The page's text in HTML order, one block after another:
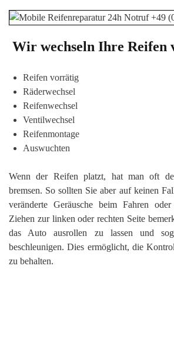
Wir wechseln Ihre Reifen
Reifen vorrätig
Räderwechsel
Reifenwechsel
Ventilwechsel
Reifenmontage
Auswuchten
Wenn der Reifen platzt, hat man oft
bremsen. So sollten Sie aber auf keinen
veränderte Geräusche beim Fahren
Ziehen zur linken oder rechten Seite
das Auto ausrollen zu lassen und
beschleunigen. Dies ermöglicht, die
zu behalten.